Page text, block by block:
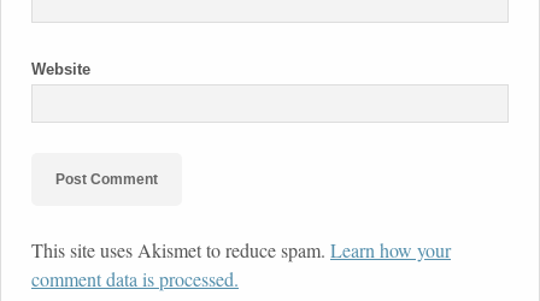
Website
This site uses Akismet to reduce spam. Learn how your
comment data is processed.